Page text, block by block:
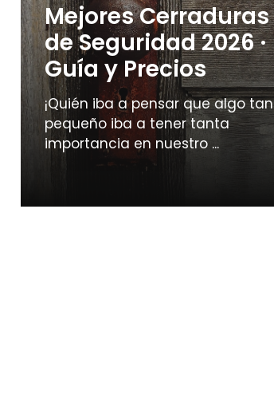
Mejores Cerraduras
de Seguridad 2026 ·
Guía y Precios
¡Quién iba a pensar que algo tan
pequeño iba a tener tanta
importancia en nuestro ...